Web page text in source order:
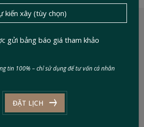
gửi bảng báo giá tham khảo
tin 100% – chỉ sử dụng để tư vấn cá nhân
ĐẶT LỊCH